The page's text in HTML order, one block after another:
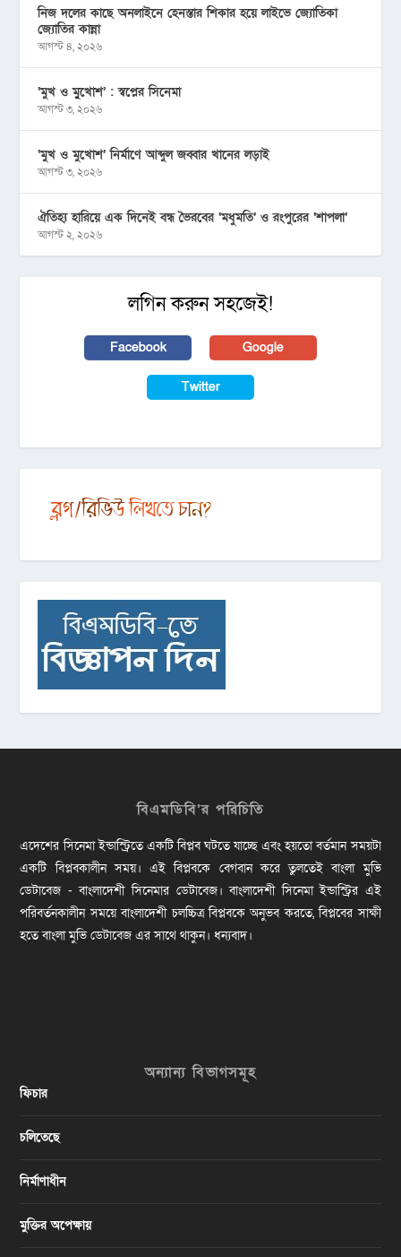
নিজ দলের কাছে অনলাইনে হেনস্তার শিকার হয়ে লাইভে জ্যোতিকা
জ্যোতির কান্না
আগস্ট ৪, ২০২৬
‘মুখ ও মু্খোশ’ : স্বপ্নের সিনেমা
আগস্ট ৩, ২০২৬
‘মুখ ও মুখোশ’ নির্মাণে আব্দুল জব্বার খানের লড়াই
আগস্ট ৩, ২০২৬
ঐতিহ্য হারিয়ে এক দিনেই বন্ধ ভৈরবের ‘মধুমতি’ ও রংপুরের ‘শাপলা’
আগস্ট ২, ২০২৬
লগিন করুন সহজেই!
Facebook Google
Twitter
বিএমডিবি’র পরিচিতি
এদেশের সিনেমা ইন্ডাস্ট্রিতে একটি বিপ্লব ঘটতে যাচ্ছে এবং হয়তো বর্তমান সময়টা
একটি বিপ্লবকালীন সময়। এই বিপ্লবকে বেগবান করে তুলতেই বাংলা মুভি
ডেটাবেজ - বাংলাদেশী সিনেমার ডেটাবেজ। বাংলাদেশী সিনেমা ইন্ডাস্ট্রির এই
পরিবর্তনকালীন সময়ে বাংলাদেশী চলচ্চিত্র বিপ্লবকে অনুভব করতে, বিপ্লবের সাক্ষী
হতে বাংলা মুভি ডেটাবেজ এর সাথে থাকুন। ধন্যবাদ।
অন্যান্য বিভাগসমূহ
ফিচার
চলিতেছে
নির্মাণাধীন
মুক্তির অপেক্ষায়